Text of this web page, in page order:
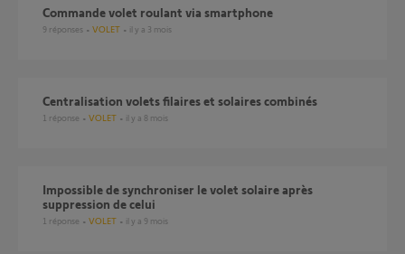
Commande volet roulant via smartphone
9 réponses VOLET il y a 3 mois
centralisation volets filaires et solaires combinés
1 réponse VOLET il y a 8 mois
Impossible de synchroniser le volet solaire après
suppression de celui
1 réponse VOLET il y a 9 mois